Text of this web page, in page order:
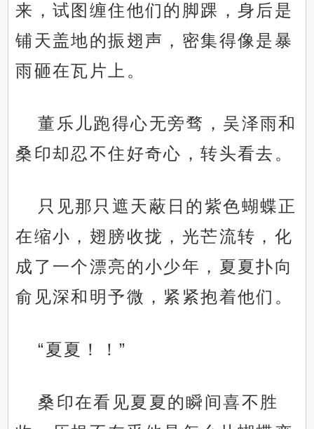
来，试图缠住他们的脚踝，身后是
铺天盖地的振翅声，密集得像是暴
雨砸在瓦片上。
董乐儿跑得心无旁骛，吴泽雨和
桑印却忍不住好奇心，转头看去。
只见那只遮天蔽日的紫色蝴蝶正
在缩小，翅膀收拢，光芒流转，化
成了一个漂亮的小少年，夏夏扑向
俞见深和明予微，紧紧抱着他们。
“夏夏！！”
桑印在看见夏夏的瞬间喜不胜